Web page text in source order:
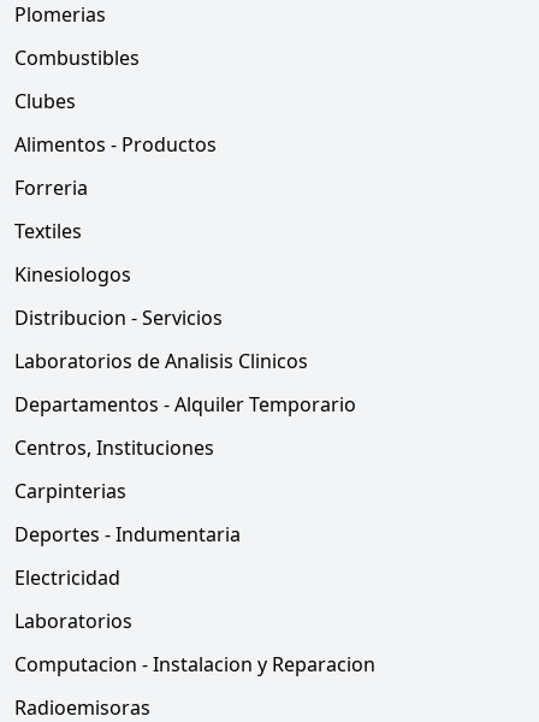
Plomerias
Combustibles
Clubes
Alimentos - Productos
Forreria
Textiles
Kinesiologos
Distribucion - Servicios
Laboratorios de Analisis Clinicos
Departamentos - Alquiler Temporario
Centros, Instituciones
Carpinterias
Deportes - Indumentaria
Electricidad
Laboratorios
Computacion - Instalacion y Reparacion
Radioemisoras